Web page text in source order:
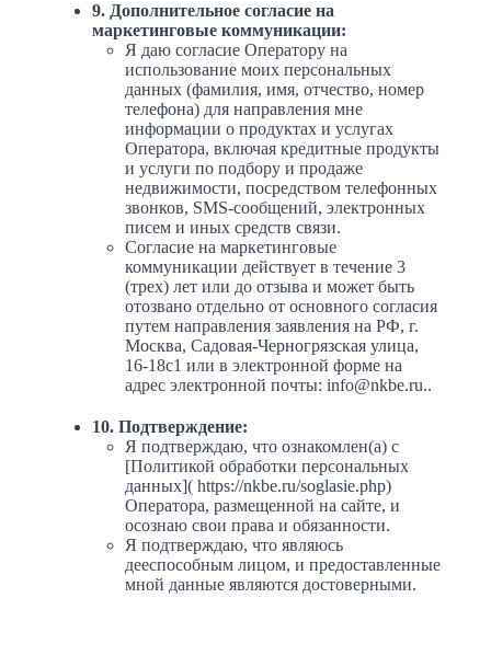
9. Дополнительное согласие на
маркетинговые коммуникации:
Я даю согласие Оператору на
использование моих персональных
данных (фамилия, имя, отчество, номер
телефона) для направления мне
информации о продуктах и услугах
Оператора, включая кредитные продукты
и услуги по подбору и продаже
недвижимости, посредством телефонных
звонков, SMS-сообщений, электронных
писем и иных средств связи.
Согласие на маркетинговые
коммуникации действует в течение 3
(трех) лет или до отзыва и может быть
отозвано отдельно от основного согласия
путем направления заявления на РФ, г.
Москва, Садовая-Черногрязская улица,
16-18с1 или в электронной форме на
адрес электронной почты: info@nkbe.ru..
10. Подтверждение:
Я подтверждаю, что ознакомлен(а) с
[Политикой обработки персональных
данных]( https://nkbe.ru/soglasie.php)
Оператора, размещенной на сайте, и
осознаю свои права и обязанности.
Я подтверждаю, что являюсь
дееспособным лицом, и предоставленные
мной данные являются достоверными.